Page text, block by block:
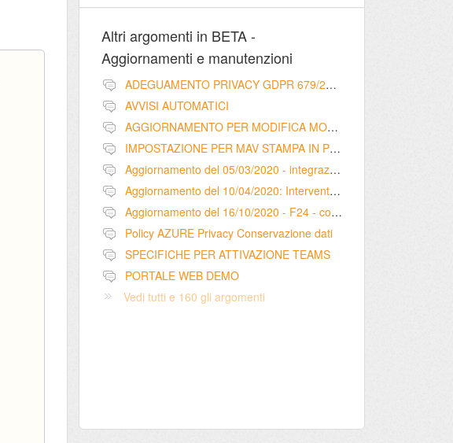
Altri argomenti in BETA -
Aggiornamenti e manutenzioni
ADEGUAMENTO PRIVACY GDPR 679/2016
AVVISI AUTOMATICI
AGGIORNAMENTO PER MODIFICA MODELLO RIEPILOGO SCADENZA RATE CON PRATICHE LEGALI - LIBERATORIA
IMPOSTAZIONE PER MAV STAMPA IN PROPRIO
Aggiornamento del 05/03/2020 - integrazione configurazione dati intermediario per pagamento F24 tramite Entratel
Aggiornamento del 10/04/2020: Interventi – registrazione mail ricevute nella sezione comunicazioni (scheda intervento)
Aggiornamento del 16/10/2020 - F24 - cod. tributo 1628 - utilizzo versamenti in eccesso
Policy AZURE Privacy Conservazione dati
SPECIFICHE PER ATTIVAZIONE TEAMS
PORTALE WEB DEMO
Vedi tutti e 160 gli argomenti